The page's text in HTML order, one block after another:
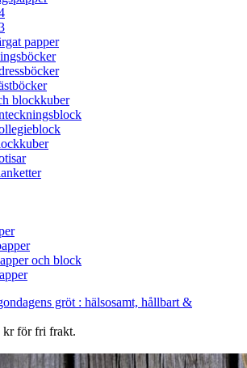
papper
blockkuber
och block
gröt : hälsosamt, hållbart &
kr för fri frakt.